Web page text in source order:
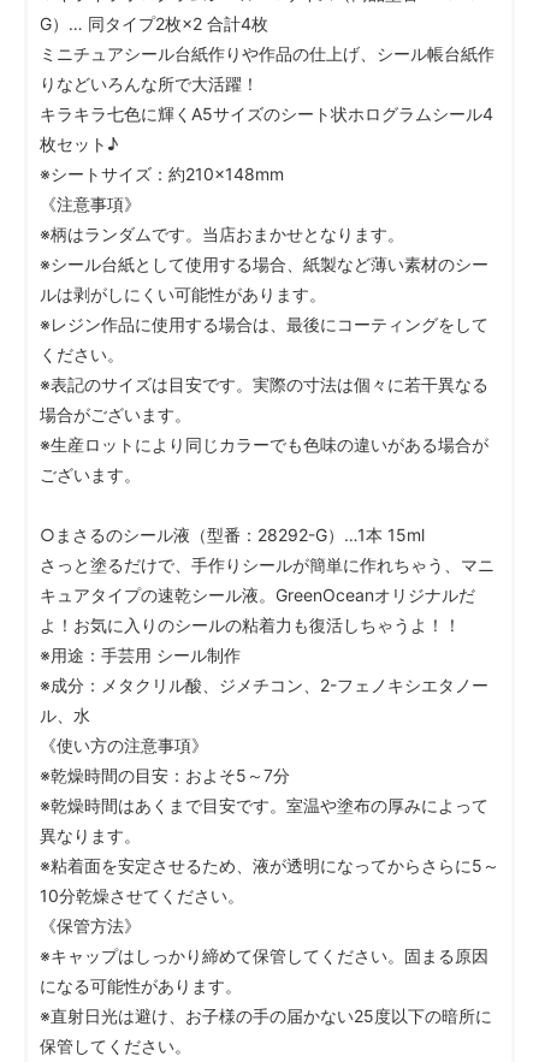
G）… 同タイプ2枚×2 合計4枚
ミニチュアシール台紙作りや作品の仕上げ、シール帳台紙作
りなどいろんな所で大活躍！
キラキラ七色に輝くA5サイズのシート状ホログラムシール4
枚セット♪
※シートサイズ：約210×148mm
《注意事項》
※柄はランダムです。当店おまかせとなります。
※シール台紙として使用する場合、紙製など薄い素材のシー
ルは剥がしにくい可能性があります。
※レジン作品に使用する場合は、最後にコーティングをして
ください。
※表記のサイズは目安です。実際の寸法は個々に若干異なる
場合がございます。
※生産ロットにより同じカラーでも色味の違いがある場合が
ございます。
○まさるのシール液（型番：28292-G）…1本 15ml
さっと塗るだけで、手作りシールが簡単に作れちゃう、マニ
キュアタイプの速乾シール液。GreenOceanオリジナルだ
よ！お気に入りのシールの粘着力も復活しちゃうよ！！
※用途：手芸用 シール制作
※成分：メタクリル酸、ジメチコン、2-フェノキシエタノー
ル、水
《使い方の注意事項》
※乾燥時間の目安：およそ5～7分
※乾燥時間はあくまで目安です。室温や塗布の厚みによって
異なります。
※粘着面を安定させるため、液が透明になってからさらに5～
10分乾燥させてください。
《保管方法》
※キャップはしっかり締めて保管してください。固まる原因
になる可能性があります。
※直射日光は避け、お子様の手の届かない25度以下の暗所に
保管してください。